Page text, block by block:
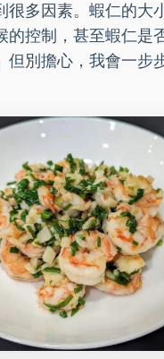
很多因素。蝦仁的大
的控制，甚至蝦仁是
但別擔心，我會一步